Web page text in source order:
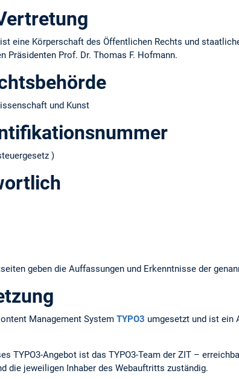
eine Körperschaft des Öffentlichen Rechts und
Präsidenten Prof. Dr. Thomas F. Hofmann.
und Kunst
)
geben die Auffassungen und Erkenntnisse der
Management System TYPO3 umgesetzt und ist ein
TYPO3-Angebot ist das TYPO3-Team der ZIT –
die jeweiligen Inhaber des Webauftritts zuständig.